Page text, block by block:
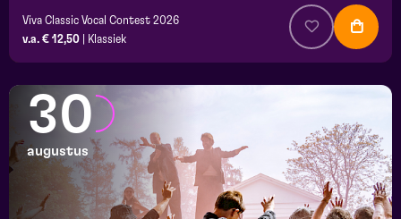
Viva Classic Vocal Contest 2026
v.a. € 12,50
Klassiek
30
augustus